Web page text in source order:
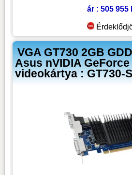
ár : 505 955
VGA GT730 2GB
Asus nVIDIA GeForce
videokártya : GT730-